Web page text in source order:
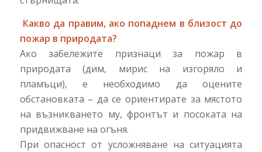
Какво да правим, ако попаднем в близост до
пожар в природата?
Ако забележите признаци за пожар в
природата (дим, мирис на изгоряло и
пламъци), е необходимо да оцените
обстановката – да се ориентирате за мястото
на възникването му, фронтът и посоката на
придвижване на огъня.
При опасност от усложняване на ситуацията